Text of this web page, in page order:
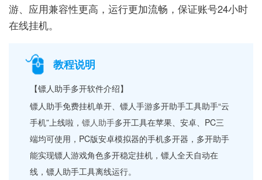
游、应用兼容性更高，运行更加流畅，保证账号24小时
在线挂机。
教程说明
【镖人助手多开软件介绍】
镖人助手免费挂机单开、镖人手游多开助手工具助手“云
手机”上线啦，镖人助手多开工具在苹果、安卓、PC三
端均可使用，PC版安卓模拟器的手机多开器，多开助手
能实现镖人游戏角色多开稳定挂机，镖人全天自动在
线，镖人助手工具离线运行。